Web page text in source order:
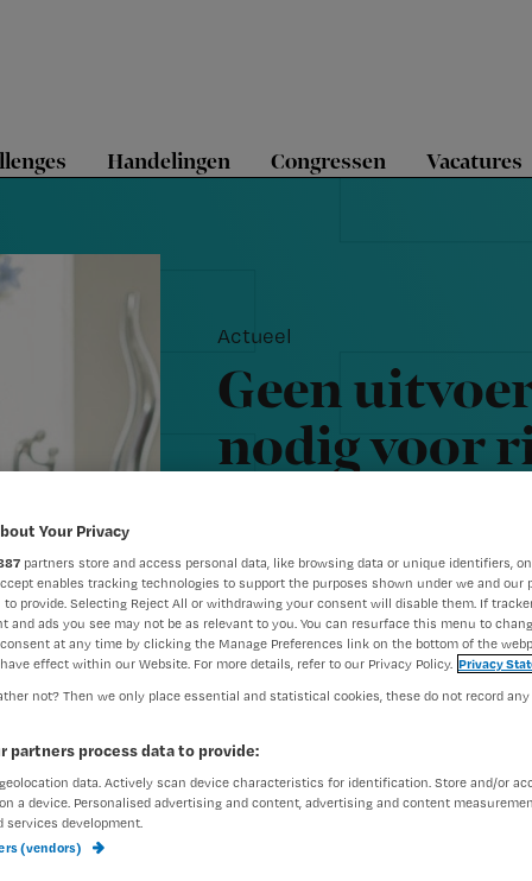
Handelingen Congressen Vacatures
Actueel
Geen
nodig voor
Auteur:Jeroen Wapenaar17 juli 2019
Uitvoeringsverzoeken zijn alleen nodig
risicovolle handelingen. Dat bevestigt
verpleegkundigen.
Your Privacy
partners store and access personal data, like browsing data or unique identifiers,
enables tracking technologies to support the purposes shown under we and our
to provide. Selecting Reject All or withdrawing your consent will disable them. If
and ads you see may not be as relevant to you. You can resurface this menu to
at any time by clicking the Manage Preferences link on the bottom of the
effect within our Website. For more details, refer to our Privacy Policy. Privacy
not? Then we only place essential and statistical cookies, these do not record
partners process data to provide:
data. Actively scan device characteristics for identification. Store and/or
a device. Personalised advertising and content, advertising and content
services development.
(vendors)